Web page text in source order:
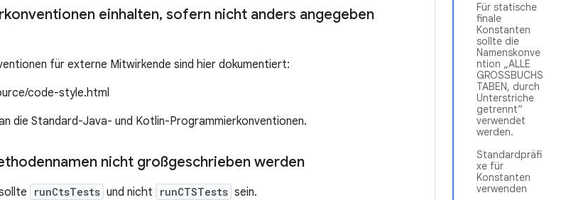
Für statische
finale
Konstanten
sollte die
Namenskonve
ntion „ALLE
GROSSBUCHS
TABEN, durch
Unterstriche
getrennt“
verwendet
werden.
Standardpräfi
xe für
Konstanten
verwenden
einhalten, sofern nicht anders angegeben
für externe Mitwirkende sind hier dokumentiert:
code-style.html
die Standard-Java- und Kotlin-Programmierkonventionen.
nicht großgeschrieben werden
runCtsTests und nicht runCTSTests sein.